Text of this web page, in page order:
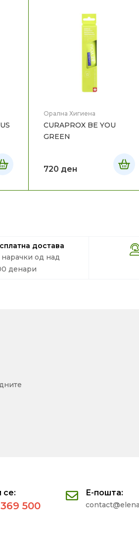
Орална Хигиена
CURAPROX BE YOU
GREEN
720 ден
достава
од над
денари
се:
500
Е-пошта: